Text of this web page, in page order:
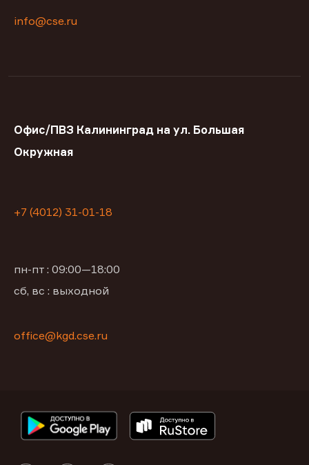
info@cse.ru
Офис/ПВЗ Калининград на ул. Большая
Окружная
+7 (4012) 31-01-18
пн-пт : 09:00—18:00
сб, вс : выходной
office@kgd.cse.ru